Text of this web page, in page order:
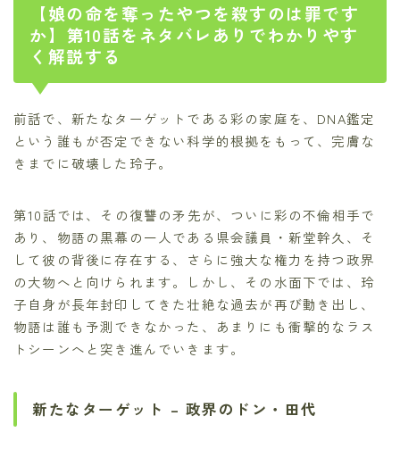
【娘の命を奪ったやつを殺すのは罪です
か】第10話をネタバレありでわかりやす
く解説する
前話で、新たなターゲットである彩の家庭を、DNA鑑定
という誰もが否定できない科学的根拠をもって、完膚な
きまでに破壊した玲子。
第10話では、その復讐の矛先が、ついに彩の不倫相手で
あり、物語の黒幕の一人である県会議員・新堂幹久、そ
して彼の背後に存在する、さらに強大な権力を持つ政界
の大物へと向けられます。しかし、その水面下では、玲
子自身が長年封印してきた壮絶な過去が再び動き出し、
物語は誰も予測できなかった、あまりにも衝撃的なラス
トシーンへと突き進んでいきます。
新たなターゲット – 政界のドン・田代